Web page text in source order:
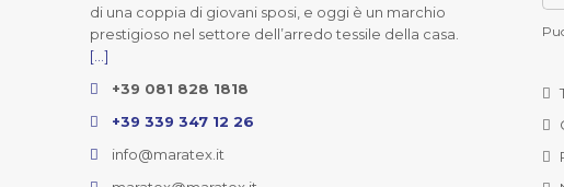
di una coppia di giovani sposi, e oggi è un marchio
prestigioso nel settore dell’arredo tessile della casa.
[...]
+39 081 828 1818
+39 339 347 12 26
info@maratex.it